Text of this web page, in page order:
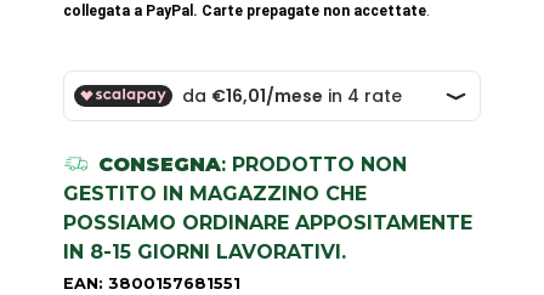
collegata a PayPal. Carte prepagate non accettate.
CONSEGNA: PRODOTTO NON
GESTITO IN MAGAZZINO CHE
POSSIAMO ORDINARE APPOSITAMENTE
IN 8-15 GIORNI LAVORATIVI.
EAN: 3800157681551